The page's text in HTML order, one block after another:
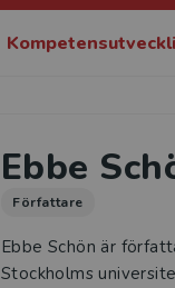
Ebbe
Författare
Ebbe Schön är
Stockholms